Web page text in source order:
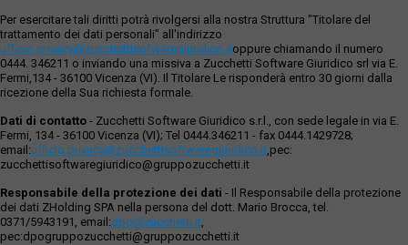
Per esercitare tali diritti potrà rivolgersi alla nostra Struttura "Titolare del
trattamento dei dati personali" all'indirizzo
ufficio.privacy@zucchettisofwaregiuridico.itoppure chiamando il numero
0444. 346211 o inviando una missiva a Zucchetti Software Giuridico srl via E.
Fermi,134 - 36100 Vicenza (VI). Il Titolare Le risponderà entro 30 giorni dalla
ricezione della Sua richiesta formale.
Dati di contatto - Zucchetti Software Giuridico s.r.l., con sede legale in via E.
Fermi, 134 - 36100 Vicenza (VI); Tel 0444.346211 - fax 0444.1429728;
email:ufficio.privacy@zucchettisoftwaregiuridico.it,pec:
zucchettisoftwaregiuridico@gruppozucchetti.it
Responsabile della protezione dei dati - Il Responsabile della protezione
dei dati ZHolding SPA nella persona del dott. Mario Brocca, tel.
0371/5943191, email:dpo@zucchetti.it,
pec:dpogruppozucchetti@gruppozucchetti.it